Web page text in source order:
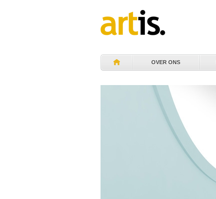
OVER ONS